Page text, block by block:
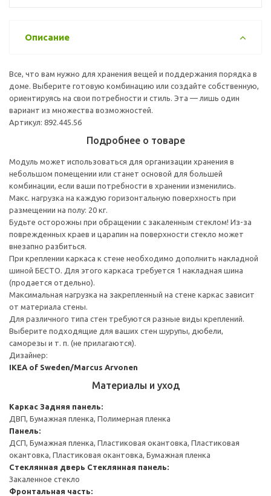
Описание
Все, что вам нужно для хранения вещей и поддержания порядка в
доме. Выберите готовую комбинацию или создайте собственную,
ориентируясь на свои потребности и стиль. Эта — лишь один
вариант из множества возможностей.
Артикул: 892.445.56
Подробнее о товаре
Модуль может использоваться для организации хранения в
небольшом помещении или станет основой для большей
комбинации, если ваши потребности в хранении изменились.
Макс. нагрузка на каждую горизонтальную поверхность при
размещении на полу: 20 кг.
Будьте осторожны при обращении с закаленным стеклом! Из-за
поврежденных краев и царапин на поверхности стекло может
внезапно разбиться.
При креплении каркаса к стене необходимо дополнить накладной
шиной БЕСТО. Для этого каркаса требуется 1 накладная шина
(продается отдельно).
Максимальная нагрузка на закрепленный на стене каркас зависит
от материала стены.
Для различного типа стен требуются разные виды креплений.
Выберите подходящие для ваших стен шурупы, дюбели,
саморезы и т. п. (не прилагаются).
Дизайнер:
IKEA of Sweden/Marcus Arvonen
Материалы и уход
Каркас Задняя панель:
ДВП, Бумажная пленка, Полимерная пленка
Панель:
ДСП, Бумажная пленка, Пластиковая окантовка, Пластиковая
окантовка, Пластиковая окантовка, Бумажная пленка
Стеклянная дверь Стеклянная панель:
Закаленное стекло
Фронтальная часть: